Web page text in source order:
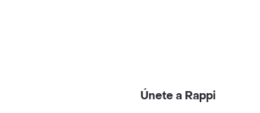
Únete a Rappi